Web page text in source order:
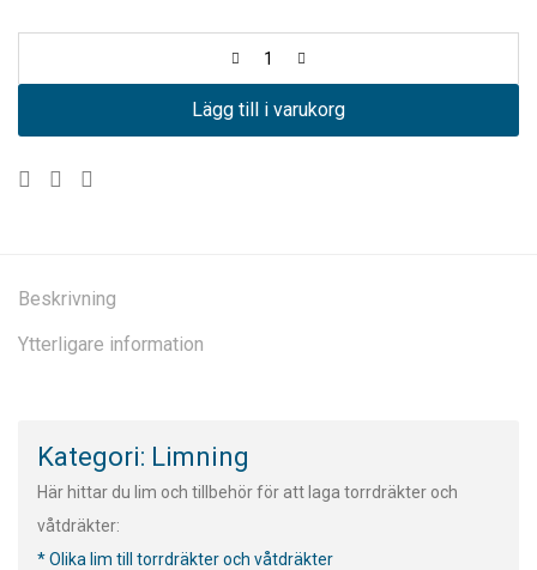
Lägg till i varukorg
Beskrivning
Ytterligare information
Kategori: Limning
Här hittar du lim och tillbehör för att laga torrdräkter och
våtdräkter:
* Olika lim till torrdräkter och våtdräkter